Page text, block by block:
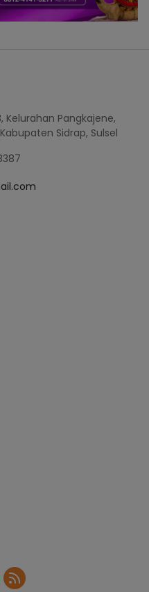
Kelurahan Pangkajene,
Sidrap, Sulsel